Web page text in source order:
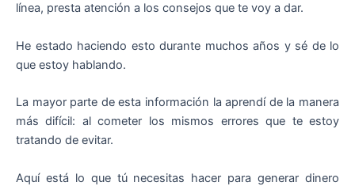
línea, presta atención a los consejos que te voy a dar.
He estado haciendo esto durante muchos años y sé de lo
que estoy hablando.
La mayor parte de esta información la aprendí de la manera
más difícil: al cometer los mismos errores que te estoy
tratando de evitar.
Aquí está lo que tú necesitas hacer para generar dinero